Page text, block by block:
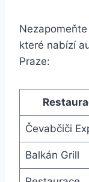
které nabízí
Praze:
Čevabčiči
Balkán Grill